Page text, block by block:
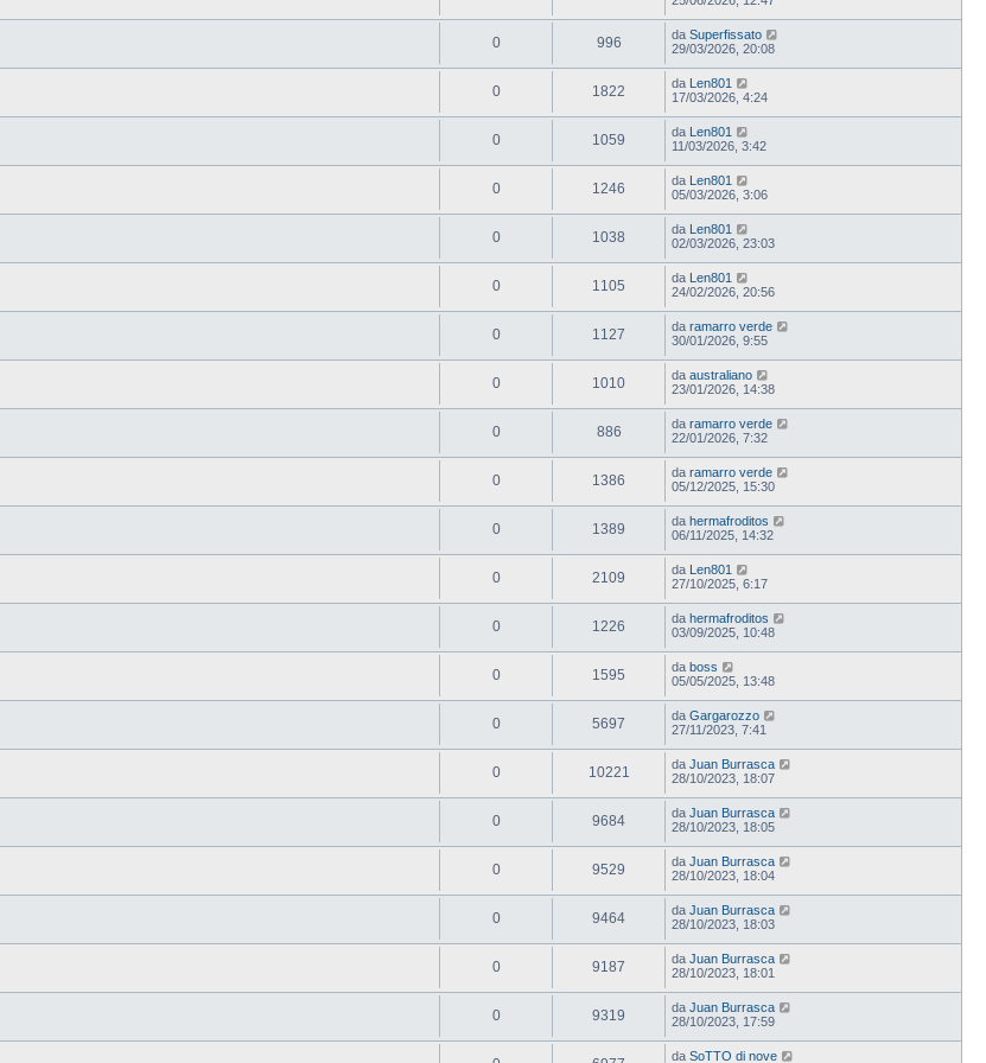
0 996 da Superfissato
29/03/2026, 20:08
0 1822 da Len801
17/03/2026, 4:24
0 1059 da Len801
11/03/2026, 3:42
0 1246 da Len801
05/03/2026, 3:06
0 1038 da Len801
02/03/2026, 23:03
0 1105 da Len801
24/02/2026, 20:56
0 1127 da ramarro verde
30/01/2026, 9:55
0 1010 da australiano
23/01/2026, 14:38
0 886 da ramarro verde
22/01/2026, 7:32
0 1386 da ramarro verde
05/12/2025, 15:30
0 1389 da hermafroditos
06/11/2025, 14:32
0 2109 da Len801
27/10/2025, 6:17
0 1226 da hermafroditos
03/09/2025, 10:48
0 1595 da boss
05/05/2025, 13:48
0 5697 da Gargarozzo
27/11/2023, 7:41
0 10221 da Juan Burrasca
28/10/2023, 18:07
0 9684 da Juan Burrasca
28/10/2023, 18:05
0 9529 da Juan Burrasca
28/10/2023, 18:04
0 9464 da Juan Burrasca
28/10/2023, 18:03
0 9187 da Juan Burrasca
28/10/2023, 18:01
0 9319 da Juan Burrasca
28/10/2023, 17:59
da SoTTO di nove